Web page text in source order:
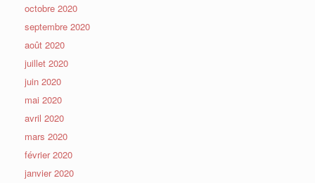
octobre 2020
septembre 2020
août 2020
juillet 2020
juin 2020
mai 2020
avril 2020
mars 2020
février 2020
janvier 2020